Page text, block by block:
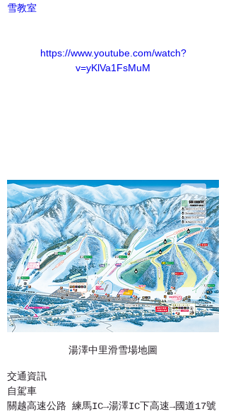
雪教室
https://www.youtube.com/watch?
v=yKlVa1FsMuM
湯澤中里滑雪場地圖
交通資訊
自駕車
關越高速公路 練馬IC→湯澤IC下高速→國道17號